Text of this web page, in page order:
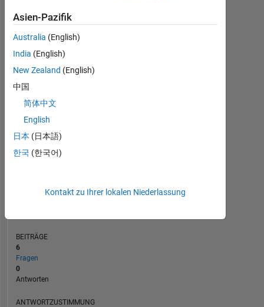
BEITRÄGE L
1
2
RANG
79.573
BEITRÄGE
6
Fragen
0
Antworten
ANTWORTZUSTIMMUNG
Asien-Pazifik
Australia (English)
India (English)
New Zealand (English)
中国
简体中文
English
日本 (日本語)
한국 (한국어)
Kontakt zu Ihrer lokalen Niederlassung